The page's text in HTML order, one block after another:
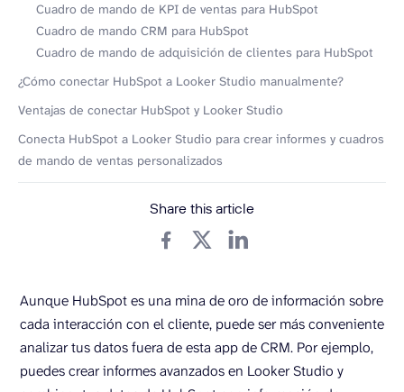
Cuadro de mando de KPI de ventas para HubSpot
Cuadro de mando CRM para HubSpot
Cuadro de mando de adquisición de clientes para HubSpot
¿Cómo conectar HubSpot a Looker Studio manualmente?
Ventajas de conectar HubSpot y Looker Studio
Conecta HubSpot a Looker Studio para crear informes y cuadros
de mando de ventas personalizados
Share this article
Aunque HubSpot es una mina de oro de información sobre
cada interacción con el cliente, puede ser más conveniente
analizar tus datos fuera de esta app de CRM. Por ejemplo,
puedes crear informes avanzados en Looker Studio y